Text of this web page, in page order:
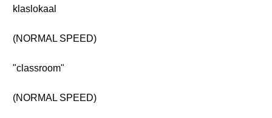
klaslokaal
(NORMAL SPEED)
"classroom"
(NORMAL SPEED)